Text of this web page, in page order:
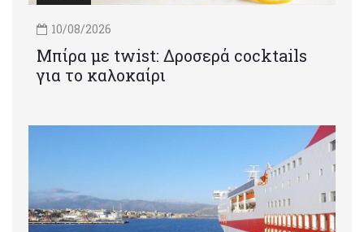
10/08/2026
Μπίρα με twist: Δροσερά cocktails
για το καλοκαίρι